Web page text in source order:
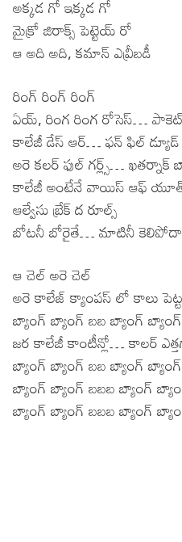
అక్కడ గో ఇక్కడ గో
మైక్రో జిరాక్స్ పెట్టెయ్ రో
ఆ అది అది, కమాన్ ఎవ్రీబడీ
రింగ్ రింగ్ రింగ్
ఏయ్, రింగ రింగ రోసెస్…
కాలేజీ డేస్ ఆర్… ఫన్ ఫిల్ డ్యూడ్
అరె కలర్ ఫుల్ గర్ల్స్…
కాలేజీ అంటేనే వాయిస్ ఆఫ్
ఆల్వేసు బ్రేక్ ద రూల్స్
బోటనీ బోరైతే… మాటినీ
ఆ చెల్ అరె చెల్
అరె కాలేజ్ క్యాంపస్ లో కాలు
బ్యాంగ్ బ్యాంగ్ బబ బ్యాంగ్ బ్యాంగ్
జర కాలేజీ కాంటీన్లో… కాలర్
బ్యాంగ్ బ్యాంగ్ బబ బ్యాంగ్ బ్యాంగ్
బ్యాంగ్ బ్యాంగ్ బబబ బ్యాంగ్
బ్యాంగ్ బ్యాంగ్ బబబ బ్యాంగ్